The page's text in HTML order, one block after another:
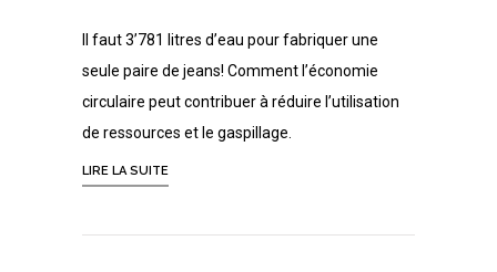
Il faut 3’781 litres d’eau pour fabriquer une
seule paire de jeans! Comment l’économie
circulaire peut contribuer à réduire l’utilisation
de ressources et le gaspillage.
LIRE LA SUITE